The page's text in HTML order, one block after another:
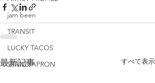
jam been
TRANSIT
LUCKY TACOS
STAND APRON
最新記事 すべて表示